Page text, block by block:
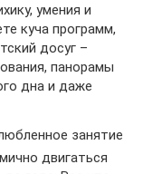
умения и
куча программ,
досуг –
панорамы
дна и даже
занятие
двигаться